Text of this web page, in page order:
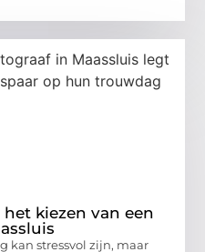
kiezen van een
kan stressvol zijn, maar